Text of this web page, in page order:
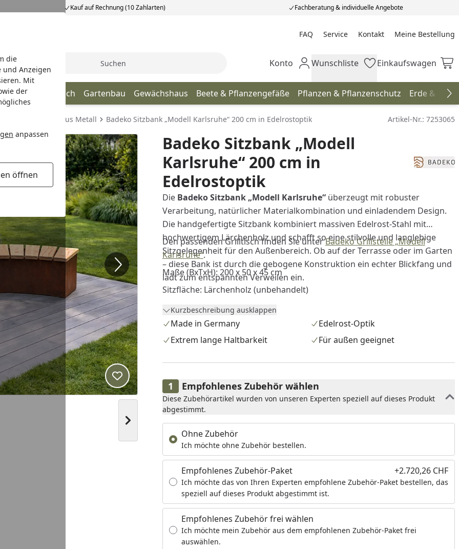
die
und Anzeigen
Mit
der
anpassen
öffnen
Kauf auf Rechnung (10 Zahlarten) Fachberatung & individuelle Angebote
FAQ Service Kontakt Meine Bestellung
Meine Bestellung
Suche Mein Konto
Konto Wunschliste
Wunschliste Einkaufswagen
Einkaufswagen
Terrassendach Gartenbau Gewächshaus Beete & Pflanzengefäße Pflanzen & Pflanzenschutz Erde &
Gartendekoration aus Metall Badeko Sitzbank „Modell Karlsruhe“ 200 cm in Edelrostoptik Artikel-Nr.: 7253065
Nächstes Bild anzeigen
Produkt zur Wunschliste hinzufügen
Badeko Sitzbank „Modell
Karlsruhe“ 200 cm in
Edelrostoptik
Die Badeko Sitzbank „Modell Karlsruhe“überzeugt mit robuster
Verarbeitung, natürlicher Materialkombination und einladendem Design.
Die handgefertigte Sitzbank kombiniert massiven Edelrost-Stahl mit
hochwertigem Lärchenholz und schafft so eine stilvolle und langlebige
Sitzgelegenheit für den Außenbereich. Ob auf der Terrasse oder im Garten
– diese Bank ist durch die gebogene Konstruktion ein echter Blickfang und
lädt zum entspannten Verweilen ein.
Den passenden Grilltisch finden Sie unterBadeko Grillstelle „Modell
Karlsruhe“.
Maße (BxTxH): 200 x 50 x 45 cm
Sitzfläche: Lärchenholz (unbehandelt)
Kurzbeschreibung ausklappen
Made in Germany
Edelrost-Optik
Extrem lange Haltbarkeit
Für außen geeignet
Empfohlenes Zubehör wählen
Diese Zubehörartikel wurden von unseren Experten speziell auf dieses Produkt
abgestimmt.
Ohne Zubehör
Ich möchte ohne Zubehör bestellen.
Empfohlenes Zubehör-Paket +2.720,26 CHF
Ich möchte das von Ihren Experten empfohlene Zubehör-Paket bestellen, das
speziell auf dieses Produkt abgestimmt ist.
Empfohlenes Zubehör frei wählen
Ich möchte mein Zubehör aus dem empfohlenen Zubehör-Paket frei
auswählen.